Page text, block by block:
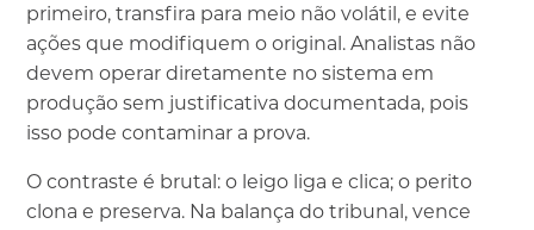
primeiro, transfira para meio não volátil, e evite
ações que modifiquem o original. Analistas não
devem operar diretamente no sistema em
produção sem justificativa documentada, pois
isso pode contaminar a prova.
O contraste é brutal: o leigo liga e clica; o perito
clona e preserva. Na balança do tribunal, vence